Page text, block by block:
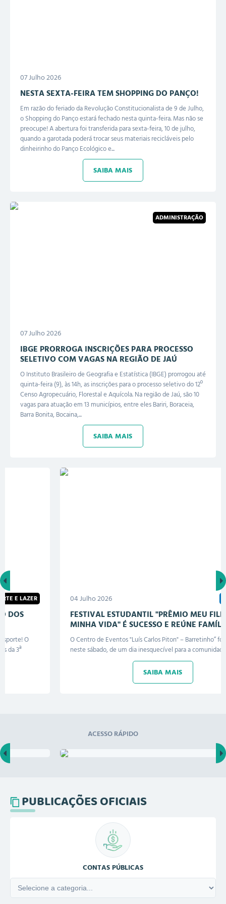
07 Julho 2026
NESTA SEXTA-FEIRA TEM SHOPPING DO PANÇO!
Em razão do feriado da Revolução Constitucionalista de 9 de Julho,
o Shopping do Panço estará fechado nesta quinta-feira. Mas não se
preocupe! A abertura foi transferida para sexta-feira, 10 de julho,
quando a garotada poderá trocar seus materiais recicláveis pelo
dinheirinho do Panço Ecológico e...
SAIBA MAIS
07 Julho 2026
ADMINISTRAÇÃO
IBGE PRORROGA INSCRIÇÕES PARA PROCESSO
SELETIVO COM VAGAS NA REGIÃO DE JAÚ
O Instituto Brasileiro de Geografia e Estatística (IBGE) prorrogou até
quinta-feira (9), às 14h, as inscrições para o processo seletivo do 12º
Censo Agropecuário, Florestal e Aquícola. Na região de Jaú, são 10
vagas para atuação em 13 municípios, entre eles Bariri, Boraceia,
Barra Bonita, Bocaina,...
SAIBA MAIS
04 Julho 2026
FESTIVAL ESTUDANTIL "PRÊMIO MEU FILHO,
MINHA VIDA" É SUCESSO E REÚNE FAMÍLIAS EM
BORACÉIA
O Centro de Eventos "Luís Carlos Piton" – Barretinho” foi palco,
neste sábado, de um dia inesquecível para a comunidade escolar de
Boracéia. O **Festival Estudantil – Prêmio Meu Filho, Minha Vida**
reuniu estudantes da rede municipal, escola estadual, Apae da
ACESSO RÁPIDO
PUBLICAÇÕES OFICIAIS
CONTAS PÚBLICAS